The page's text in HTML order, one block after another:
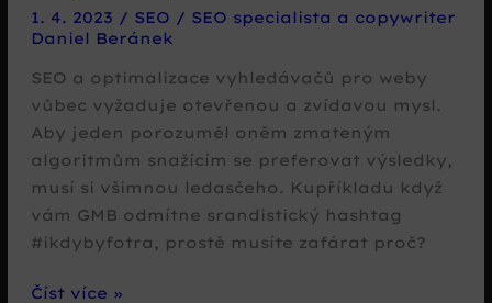
1. 4. 2023 / SEO / SEO specialista a copywriter
Daniel Beránek
SEO a optimalizace vyhledávačů pro weby
vůbec vyžaduje otevřenou a zvídavou mysl.
Aby jeden porozuměl oněm zmateným
algoritmům snažícím se preferovat výsledky,
musí si všimnou ledasčeho. Kupříkladu když
vám GMB odmítne srandistický hashtag
#ikdybyfotra, prostě musíte zafárat proč?
#ikdybyfotra:
Číst více »